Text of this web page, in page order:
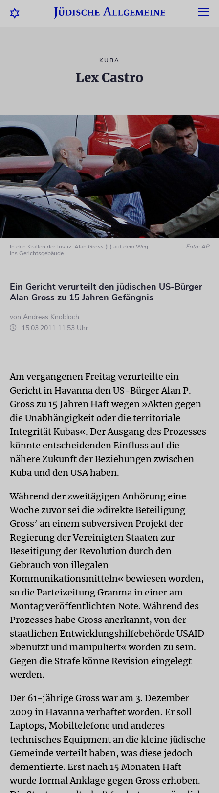
KUBA
Lex Castro
In den Krallen der Justiz: Alan Gross (l.) auf dem Weg
ins Gerichtsgebäude
Foto: AP
Ein Gericht verurteilt den jüdischen US-Bürger
Alan Gross zu 15 Jahren Gefängnis
von Andreas Knobloch
15.03.2011 11:53 Uhr
Am vergangenen Freitag verurteilte ein
Gericht in Havanna den US-Bürger Alan P.
Gross zu 15 Jahren Haft wegen »Akten gegen
die Unabhängigkeit oder die territoriale
Integrität Kubas«. Der Ausgang des Prozesses
könnte entscheidenden Einfluss auf die
nähere Zukunft der Beziehungen zwischen
Kuba und den USA haben.
Während der zweitägigen Anhörung eine
Woche zuvor sei die »direkte Beteiligung
Gross’ an einem subversiven Projekt der
Regierung der Vereinigten Staaten zur
Beseitigung der Revolution durch den
Gebrauch von illegalen
Kommunikationsmitteln« bewiesen worden,
so die Parteizeitung Granma in einer am
Montag veröffentlichten Note. Während des
Prozesses habe Gross anerkannt, von der
staatlichen Entwicklungshilfebehörde USAID
»benutzt und manipuliert« worden zu sein.
Gegen die Strafe könne Revision eingelegt
werden.
Der 61-jährige Gross war am 3. Dezember
2009 in Havanna verhaftet worden. Er soll
Laptops, Mobiltelefone und anderes
technisches Equipment an die kleine jüdische
Gemeinde verteilt haben, was diese jedoch
dementierte. Erst nach 15 Monaten Haft
wurde formal Anklage gegen Gross erhoben.